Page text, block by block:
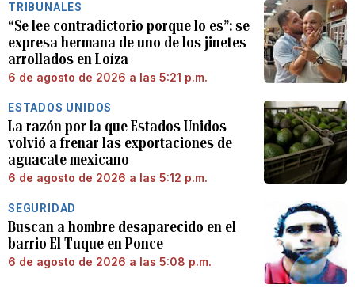
TRIBUNALES
“Se lee contradictorio porque lo es”: se
expresa hermana de uno de los jinetes
arrollados en Loíza
6 de agosto de 2026 a las 5:21 p.m.
ESTADOS UNIDOS
La razón por la que Estados Unidos
volvió a frenar las exportaciones de
aguacate mexicano
6 de agosto de 2026 a las 5:12 p.m.
SEGURIDAD
Buscan a hombre desaparecido en el
barrio El Tuque en Ponce
6 de agosto de 2026 a las 5:08 p.m.